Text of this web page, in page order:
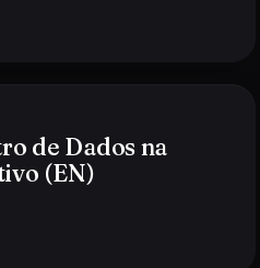
de Dados na
(EN)